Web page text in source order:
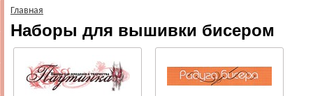
Главная
Наборы для вышивки бисером